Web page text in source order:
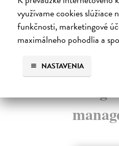
využívame cookies slúžiace
funkčnosti, marketingové
maximálneho pohodlia a
NASTAVENIA
6,31 €
6,50 €
Ďalšie z